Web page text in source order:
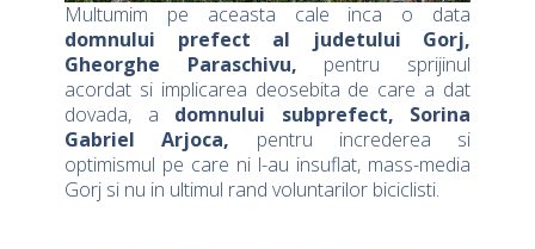
Multumim pe aceasta cale inca o data
domnului
prefect al judetului Gorj,
Gheorghe Paraschivu, pentru sprijinul
acordat si implicarea deosebita de care a dat
dovada, a domnului subprefect, Sorina
Gabriel Arjoca, pentru increderea si
optimismul pe care ni l-au insuflat, mass-media
Gorj si nu in ultimul rand voluntarilor biciclisti.